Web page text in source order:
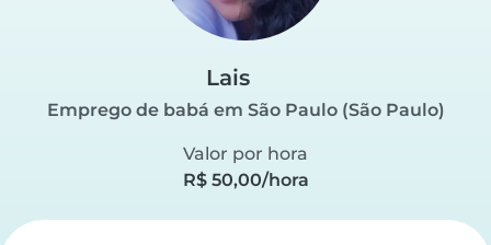
Lais
Emprego de babá em São Paulo (São Paulo)
Valor por hora
R$ 50,00/hora